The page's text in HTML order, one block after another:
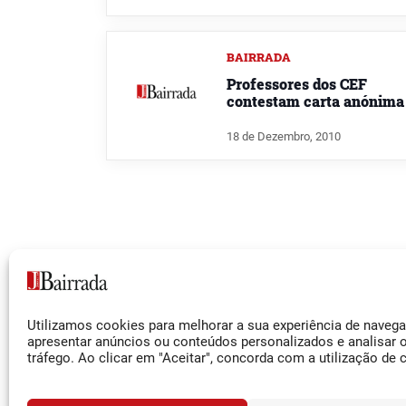
Utilizamos cookies para melhorar a sua experiência de
apresentar anúncios ou conteúdos personalizados e analisar
tráfego. Ao clicar em "Aceitar", concorda com a utilização de
BAIRRADA
Professores dos CEF
contestam carta anónima
18 de Dezembro, 2010
Facebook
Instagram
YouTube